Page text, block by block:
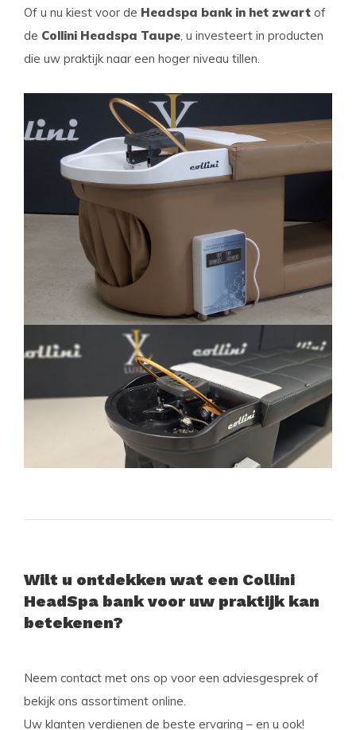
Of u nu kiest voor de Headspa bank in het zwart of
de Collini Headspa Taupe, u investeert in producten
die uw praktijk naar een hoger niveau tillen.
Wilt u ontdekken wat een Collini
HeadSpa bank voor uw praktijk kan
betekenen?
Neem contact met ons op voor een adviesgesprek of
bekijk ons assortiment online.
Uw klanten verdienen de beste ervaring – en u ook!